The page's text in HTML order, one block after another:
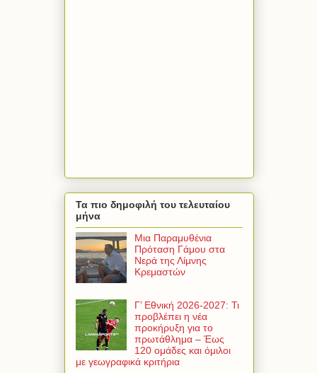
Τα πιο δημοφιλή του τελευταίου
μήνα
Μια Παραμυθένια
Πρόταση Γάμου στα
Νερά της Λίμνης
Κρεμαστών
Γ’ Εθνική 2026-2027: Τι
προβλέπει η νέα
προκήρυξη για το
πρωτάθλημα – Έως
120 ομάδες και όμιλοι
με γεωγραφικά κριτήρια